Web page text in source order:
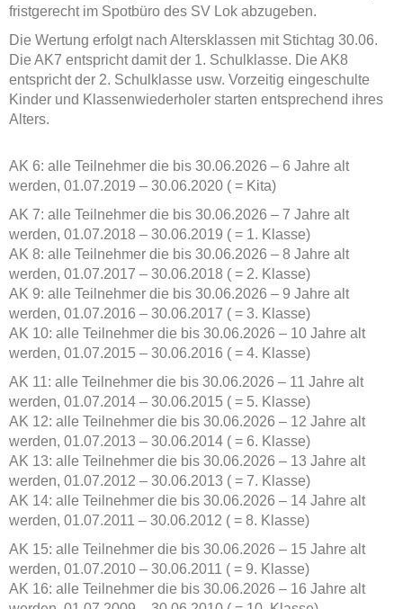
fristgerecht im Spotbüro des SV Lok abzugeben.
Die Wertung erfolgt nach Altersklassen mit Stichtag 30.06.
Die AK7 entspricht damit der 1. Schulklasse. Die AK8
entspricht der 2. Schulklasse usw. Vorzeitig eingeschulte
Kinder und Klassenwiederholer starten entsprechend ihres
Alters.
AK 6: alle Teilnehmer die bis 30.06.2026 – 6 Jahre alt
werden, 01.07.2019 – 30.06.2020 ( = Kita)
AK 7: alle Teilnehmer die bis 30.06.2026 – 7 Jahre alt
werden, 01.07.2018 – 30.06.2019 ( = 1. Klasse)
AK 8: alle Teilnehmer die bis 30.06.2026 – 8 Jahre alt
werden, 01.07.2017 – 30.06.2018 ( = 2. Klasse)
AK 9: alle Teilnehmer die bis 30.06.2026 – 9 Jahre alt
werden, 01.07.2016 – 30.06.2017 ( = 3. Klasse)
AK 10: alle Teilnehmer die bis 30.06.2026 – 10 Jahre alt
werden, 01.07.2015 – 30.06.2016 ( = 4. Klasse)
AK 11: alle Teilnehmer die bis 30.06.2026 – 11 Jahre alt
werden, 01.07.2014 – 30.06.2015 ( = 5. Klasse)
AK 12: alle Teilnehmer die bis 30.06.2026 – 12 Jahre alt
werden, 01.07.2013 – 30.06.2014 ( = 6. Klasse)
AK 13: alle Teilnehmer die bis 30.06.2026 – 13 Jahre alt
werden, 01.07.2012 – 30.06.2013 ( = 7. Klasse)
AK 14: alle Teilnehmer die bis 30.06.2026 – 14 Jahre alt
werden, 01.07.2011 – 30.06.2012 ( = 8. Klasse)
AK 15: alle Teilnehmer die bis 30.06.2026 – 15 Jahre alt
werden, 01.07.2010 – 30.06.2011 ( = 9. Klasse)
AK 16: alle Teilnehmer die bis 30.06.2026 – 16 Jahre alt